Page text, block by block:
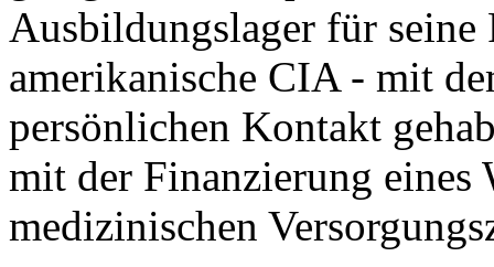
Ausbildungslager für
amerikanische CIA - mit
persönlichen Kontakt
mit der Finanzierung eines
medizinischen